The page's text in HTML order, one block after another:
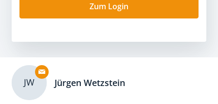
Zum Login
JW Jürgen Wetzstein